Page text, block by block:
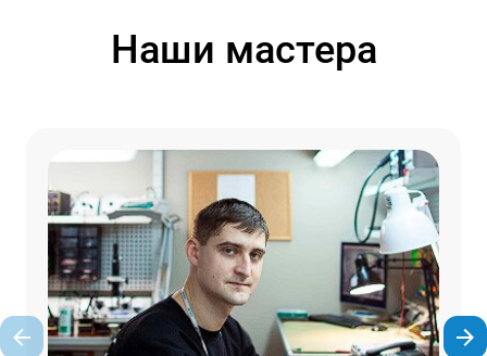
Наши мастера